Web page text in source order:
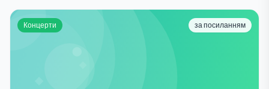
Концерти за посиланням